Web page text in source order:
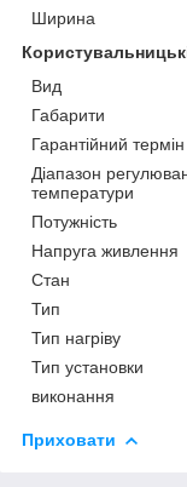
Ширина
Вид
Габарити
Гарантійний термін
Діапазон
температури
Потужність
Напруга живлення
Стан
Тип
Тип нагріву
Тип установки
виконання
Приховати